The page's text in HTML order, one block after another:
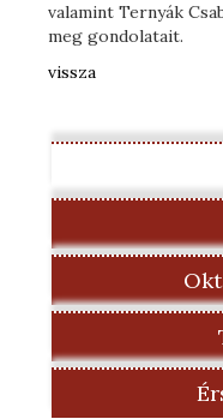
valamint Ternyák
meg gondolatait.
vissza